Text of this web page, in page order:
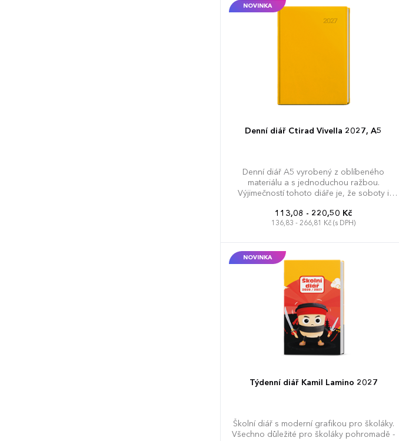
NOVINKA
Denní diář Ctirad Vivella 2027, A5
Denní diář A5 vyrobený z oblíbeného
materiálu a s jednoduchou ražbou.
Výjimečností tohoto diáře je, že soboty i
113,08 - 220,50 Kč
136,83 - 266,81 Kč (s DPH)
NOVINKA
Týdenní diář Kamil Lamino 2027
Školní diář s moderní grafikou pro školáky.
Všechno důležité pro školáky pohromadě -